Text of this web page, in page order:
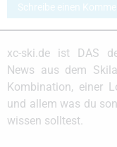
Schreibe einen
xc-ski.de ist DAS
News aus dem
Kombination, einer
und allem was du
wissen solltest.